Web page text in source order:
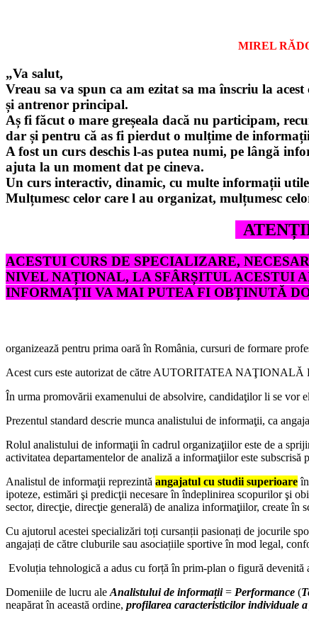
MIREL
„Va salut,
Vreau sa va spun ca am ezitat sa ma înscriu la
și antrenor principal.
Aș fi făcut o mare greșeala dacă nu participam,
dar și pentru că as fi pierdut o mulțime de
A fost un curs deschis l-as putea numi, pe lângă
ajuta la un moment dat pe cineva.
Un curs interactiv, dinamic, cu multe informații
Mulțumesc celor care l au organizat, mulțumesc
ACESTUI CURS DE SPECIALIZARE,
NIVEL NAȚIONAL, LA SFÂRȘITUL ACESTUI
INFORMAȚII VA MAI PUTEA FI OBȚINUTĂ
organizează pentru prima oară în România, cursuri de formare
Acest curs este autorizat de către AUTORITATEA
În urma promovării examenului de absolvire, candidaţilor li se vor
Prezentul standard descrie munca analistului de informaţii, ca
Rolul analistului de informaţii în cadrul organizaţiilor este de a
activitatea departamentelor de analiză a informaţiilor este
Analistul de informaţii reprezintă angajatul cu studii superioare
ipoteze, estimări şi predicţii necesare în îndeplinirea scopurilor şi
sector, direcţie, direcţie generală) de analiza informaţiilor, create
Cu ajutorul acestei specializări toți cursanții pasionați de jocurile
angajați de către cluburile sau asociațiile sportive în mod legal,
Evoluția tehnologică a adus cu forță în prim-plan o figură devenită
Domeniile de lucru ale Analistului de informații= Performance (
neapărat în această ordine, profilarea caracteristicilor individuale